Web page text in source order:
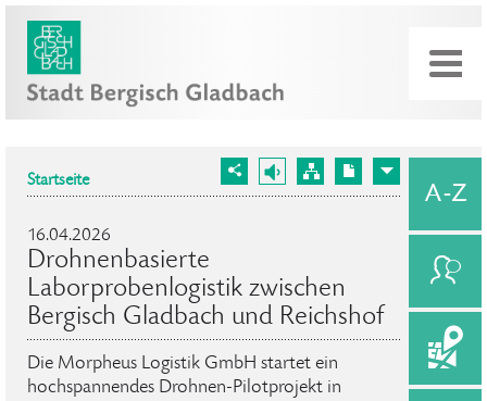
Startseite
16.04.2026
Drohnenbasierte
Laborprobenlogistik zwischen
Bergisch Gladbach und Reichshof
Die Morpheus Logistik GmbH startet ein
hochspannendes Drohnen-Pilotprojekt in